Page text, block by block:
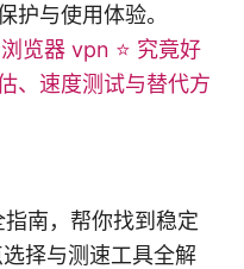
护与使用体验。
览器 vpn ⭐ 究竟好
、速度测试与替代方
南，帮你找到稳定
择与测速工具全解